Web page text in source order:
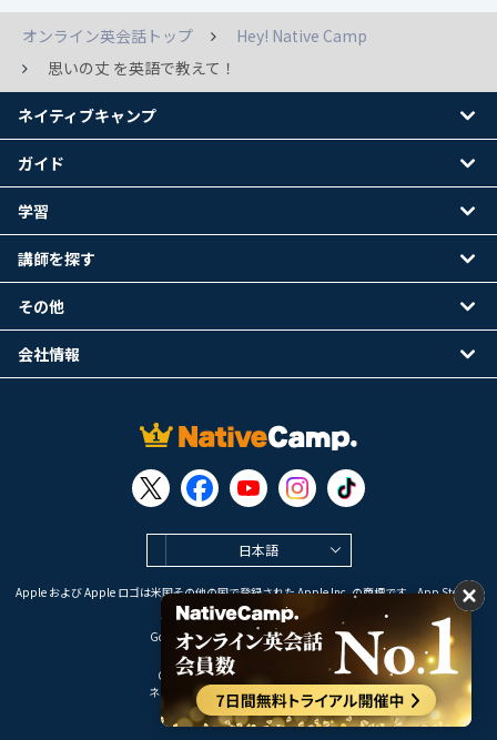
オンライン英会話トップ
Hey! Native Camp
思いの丈 を英語で教えて！
日本語
Apple および Apple ロゴは米国その他の国で登録された Apple Inc. の商標です。App Store は
Apple Inc. のサービスマークです。
Google Play は Google LLC の商標です。
Copyright © 2026 オンライン英会話
ネイティブキャンプ All Rights Reserved.
ネイティブキャンプ
ガイド
学習
講師を探す
その他
会社情報